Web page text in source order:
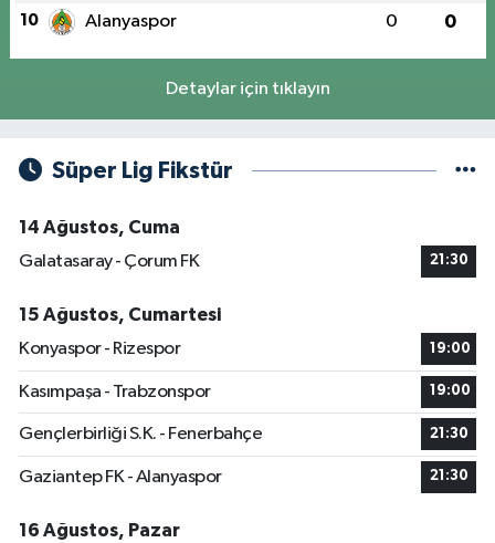
10 Alanyaspor 0 0
Detaylar için tıklayın
Süper Lig Fikstür
14 Ağustos, Cuma
Galatasaray - Çorum FK
21:30
15 Ağustos, Cumartesi
Konyaspor - Rizespor
19:00
Kasımpaşa - Trabzonspor 19:00
Gençlerbirliği S.K. - Fenerbahçe 21:30
Gaziantep FK - Alanyaspor 21:30
16 Ağustos, Pazar